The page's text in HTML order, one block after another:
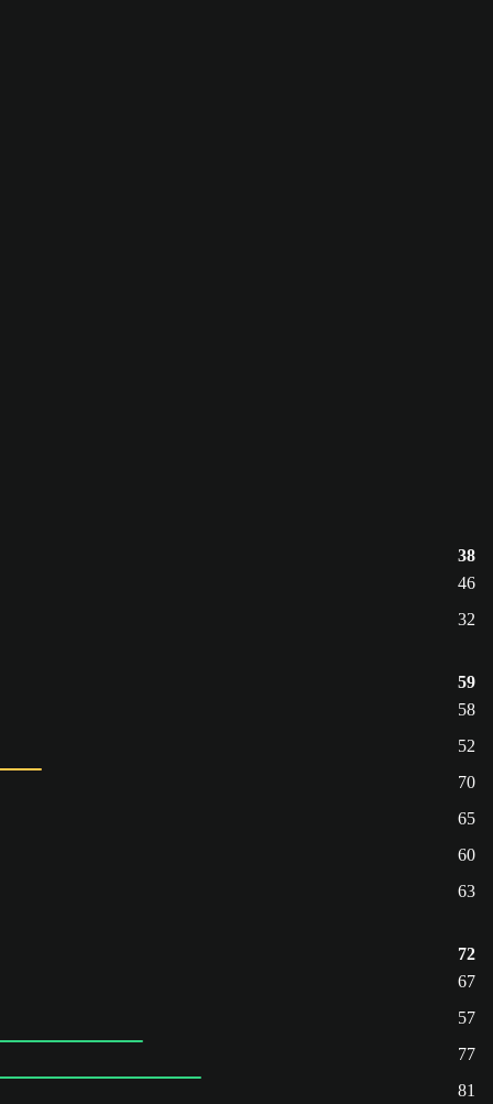
38
46
32
59
58
52
70
65
60
63
72
67
57
77
81